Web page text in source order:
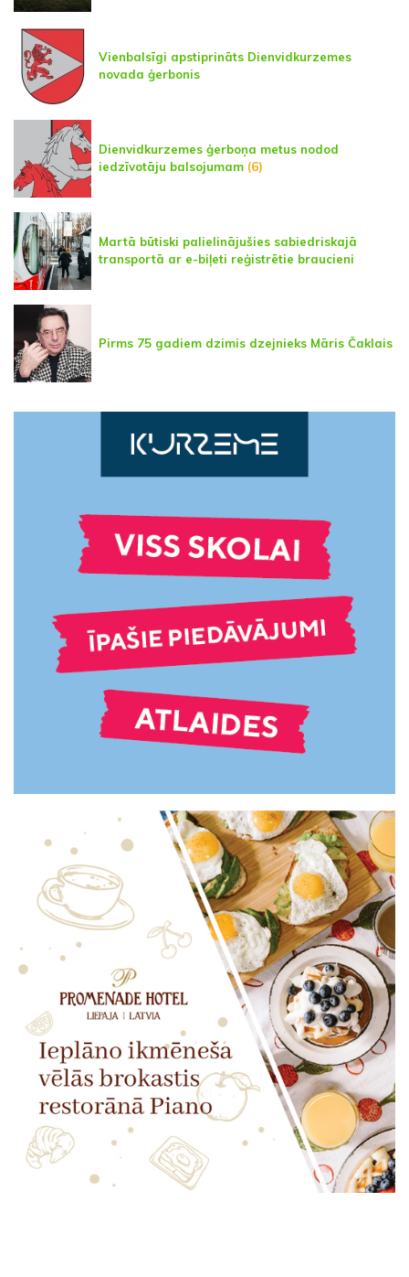
Vienbalsīgi apstiprināts Dienvidkurzemes
novada ģerbonis
Dienvidkurzemes ģerboņa metus nodod
iedzīvotāju balsojumam (6)
Martā būtiski palielinājušies sabiedriskajā
transportā ar e-biļeti reģistrētie braucieni
Pirms 75 gadiem dzimis dzejnieks Māris Čaklais